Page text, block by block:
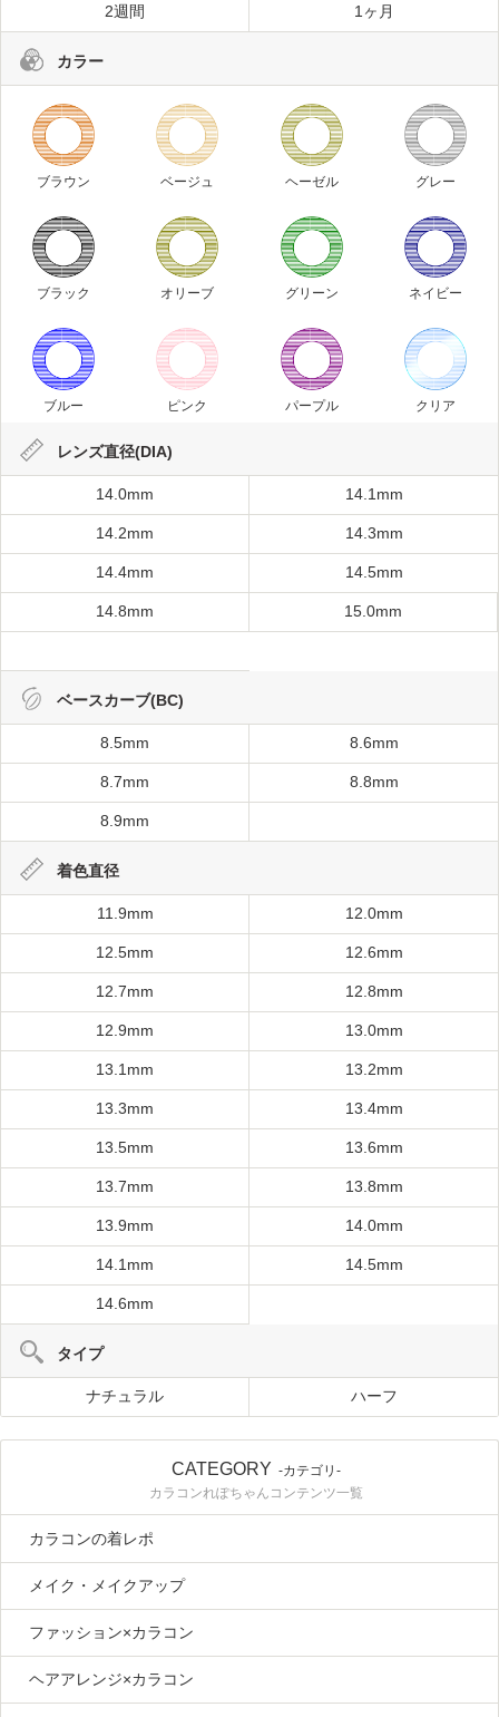
2週間 1ヶ月
カラー
ブラウン ベージュ ヘーゼル グレー
ブラック オリーブ グリーン ネイビー
ブルー ピンク パープル クリア
レンズ直径(DIA)
14.0mm 14.1mm
14.2mm 14.3mm
14.4mm 14.5mm
14.8mm 15.0mm
ベースカーブ(BC)
8.5mm 8.6mm
8.7mm 8.8mm
8.9mm
着色直径
11.9mm 12.0mm
12.5mm 12.6mm
12.7mm 12.8mm
12.9mm 13.0mm
13.1mm 13.2mm
13.3mm 13.4mm
13.5mm 13.6mm
13.7mm 13.8mm
13.9mm 14.0mm
14.1mm 14.5mm
14.6mm
タイプ
ナチュラル ハーフ
CATEGORY -カテゴリ-
カラコンれぽちゃんコンテンツ一覧
カラコンの着レポ
メイク・メイクアップ
ファッション×カラコン
ヘアアレンジ×カラコン